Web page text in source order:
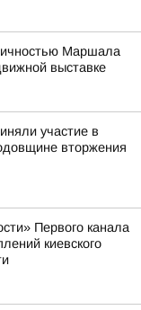
Маршала
выставке
участие в
вторжения
Первого канала
киевского